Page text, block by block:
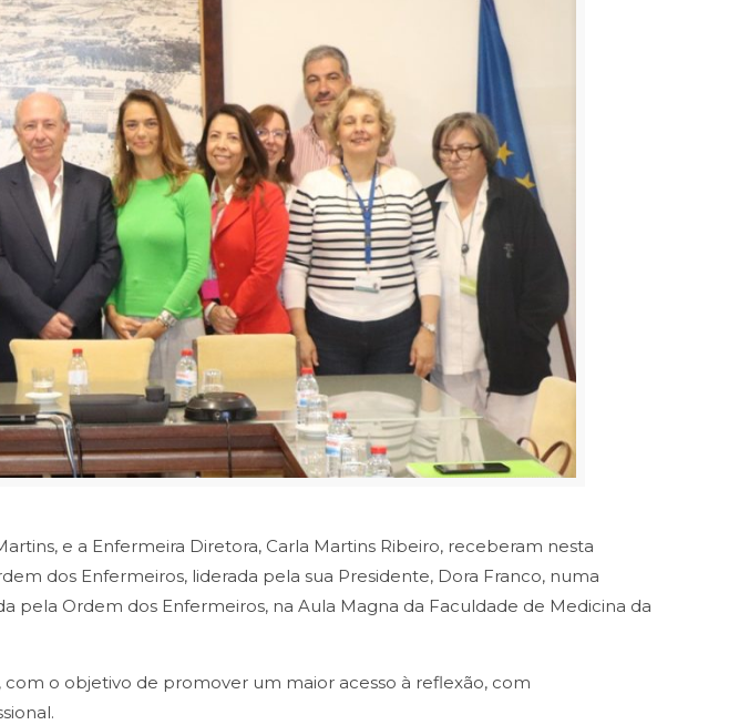
e a Enfermeira Diretora, Carla Martins Ribeiro, receberam nesta
dos Enfermeiros, liderada pela sua Presidente, Dora Franco, numa
Ordem dos Enfermeiros, na Aula Magna da Faculdade de Medicina da
, com o objetivo de promover um maior acesso à reflexão, com